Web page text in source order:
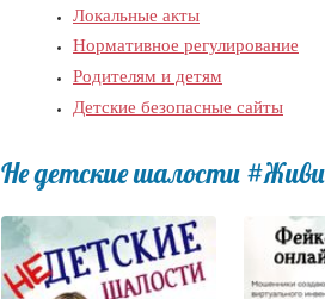
Локальные акты
Нормативное регулирование
Родителям и детям
Детские безопасные сайты
Не детские шалости